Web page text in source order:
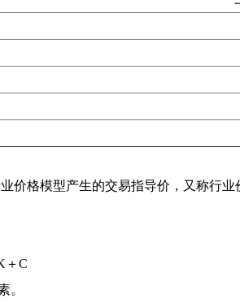
价格模型产生的交易指导价，又称行
＋C
。